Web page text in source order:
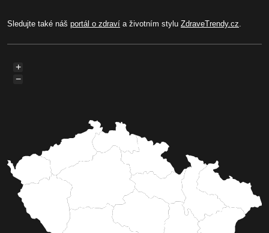
Sledujte také náš portál o zdraví a životním stylu ZdraveTrendy.cz
+
−